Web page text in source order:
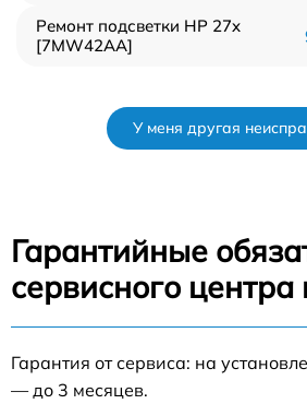
Ремонт подсветки HP 27x
[7MW42AA]
У меня другая
Гарантийные
сервисного
Гарантия от сервиса: на
— до 3 месяцев.